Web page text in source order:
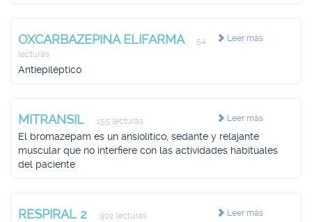
Leer más
OXCARBAZEPINA ELIFARMA
54
lecturas
Antiepiléptico
Leer más
MITRANSIL 155 lecturas
El bromazepam es un ansiolítico, sedante y relajante
muscular que no interfiere con las actividades habituales
del paciente
Leer más
RESPIRAL 2 902 lecturas